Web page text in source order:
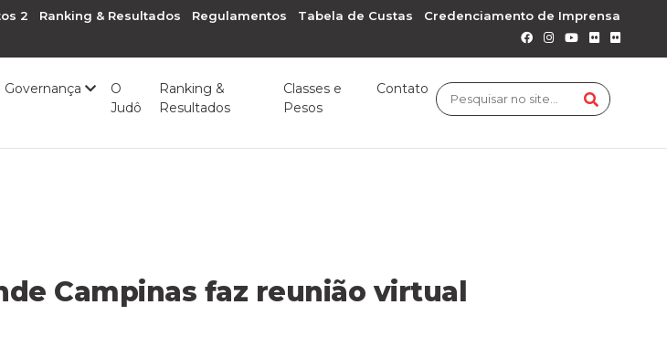
2 Ranking & Resultados Regulamentos Tabela de Custas Credenciamento de Imprensa
Governança
O
Judô
Ranking &
Resultados
Classes e
Pesos
Contato
Campinas faz reunião virtual